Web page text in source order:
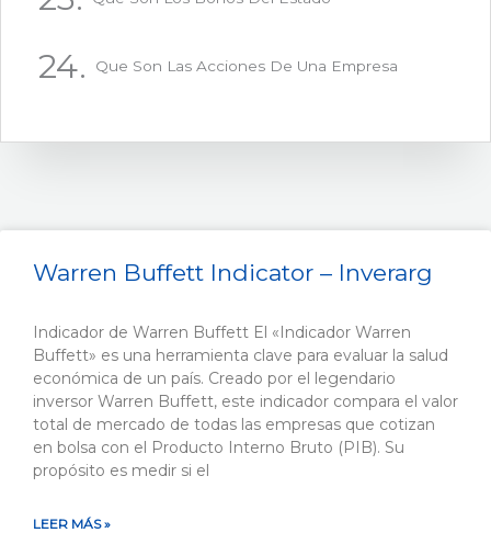
Que Son Las Acciones De Una Empresa
Warren Buffett Indicator – Inverarg
Indicador de Warren Buffett El «Indicador Warren
Buffett» es una herramienta clave para evaluar la salud
económica de un país. Creado por el legendario
inversor Warren Buffett, este indicador compara el valor
total de mercado de todas las empresas que cotizan
en bolsa con el Producto Interno Bruto (PIB). Su
propósito es medir si el
LEER MÁS »